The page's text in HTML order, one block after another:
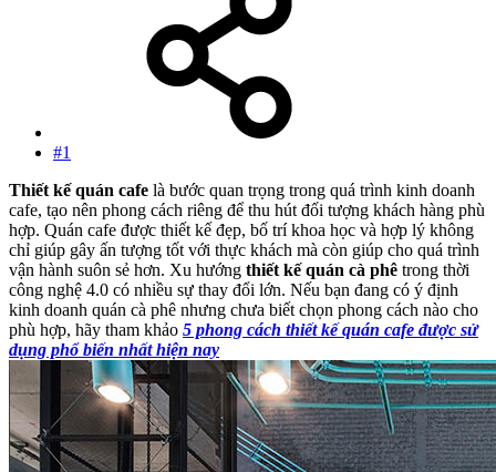
#1
Thiết kế quán cafe là bước quan trọng trong quá trình kinh doanh
cafe, tạo nên phong cách riêng để thu hút đối tượng khách hàng phù
hợp. Quán cafe được thiết kế đẹp, bố trí khoa học và hợp lý không
chỉ giúp gây ấn tượng tốt với thực khách mà còn giúp cho quá trình
vận hành suôn sẻ hơn. Xu hướng thiết kế quán cà phê trong thời
công nghệ 4.0 có nhiều sự thay đổi lớn. Nếu bạn đang có ý định
kinh doanh quán cà phê nhưng chưa biết chọn phong cách nào cho
phù hợp, hãy tham khảo 5 phong cách thiết kế quán cafe được sử
dụng phổ biến nhất hiện nay